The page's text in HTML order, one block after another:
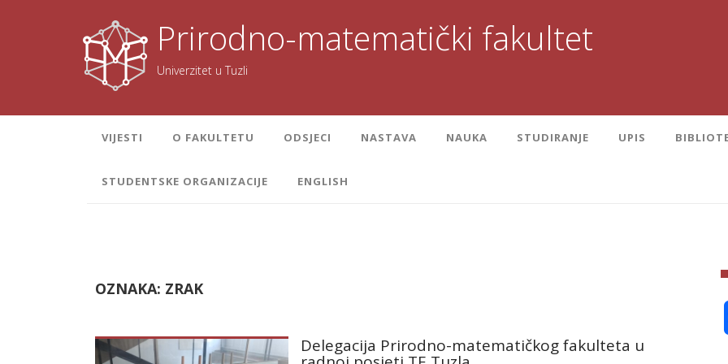
Prirodno-matematički fakultet
Univerzitet u Tuzli
VIJESTI O FAKULTETU ODSJECI NASTAVA NAUKA STUDIRANJE UPIS
STUDENTSKE ORGANIZACIJE ENGLISH
OZNAKA: ZRAK
Delegacija Prirodno-matematičkog fakulteta u